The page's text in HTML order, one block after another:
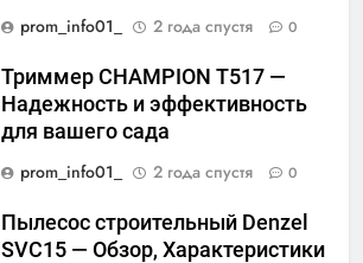
prom_info01_
2 года спустя 0
Триммер CHAMPION Т517 —
Надежность и эффективность
для вашего сада
prom_info01_
2 года спустя 0
Пылесос строительный Denzel
SVC15 — Обзор, Характеристики